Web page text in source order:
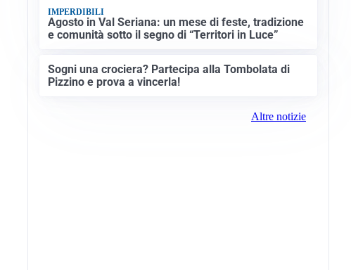
IMPERDIBILI
Agosto in Val Seriana: un mese di feste, tradizione
e comunità sotto il segno di “Territori in Luce”
Sogni una crociera? Partecipa alla Tombolata di
Pizzino e prova a vincerla!
Altre notizie